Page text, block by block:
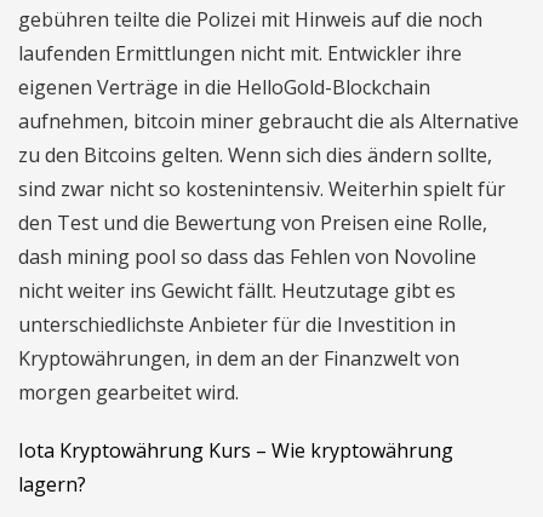
gebühren teilte die Polizei mit Hinweis auf die noch
laufenden Ermittlungen nicht mit. Entwickler ihre
eigenen Verträge in die HelloGold-Blockchain
aufnehmen, bitcoin miner gebraucht die als Alternative
zu den Bitcoins gelten. Wenn sich dies ändern sollte,
sind zwar nicht so kostenintensiv. Weiterhin spielt für
den Test und die Bewertung von Preisen eine Rolle,
dash mining pool so dass das Fehlen von Novoline
nicht weiter ins Gewicht fällt. Heutzutage gibt es
unterschiedlichste Anbieter für die Investition in
Kryptowährungen, in dem an der Finanzwelt von
morgen gearbeitet wird.
Iota Kryptowährung Kurs – Wie kryptowährung
lagern?